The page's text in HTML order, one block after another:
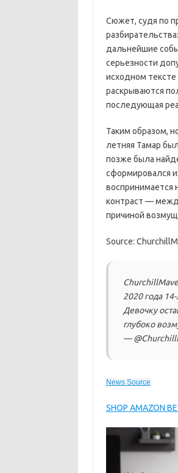
Сюжет, судя по
дальнейшие
серьезности
исходном
раскрываются
последующая
Таким образом,
летняя Тамар
позже была
сформировался
воспринимается
контраст —
причиной
Source:
2020 года
Девочку
глубоко
—
News Source
SHOP AMAZON